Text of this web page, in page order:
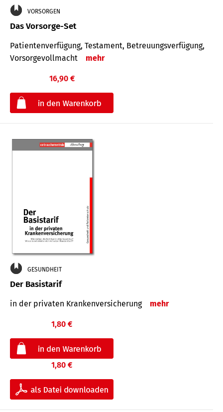
VORSORGEN
Das Vorsorge-Set
Patienten­ver­fügung, Testa­ment, Be­treuungs­verfü­gung,
Vor­sorge­voll­macht
mehr
16,90 €
GESUNDHEIT
Der Basistarif
in der privaten Kran­ken­ver­siche­rung mehr
1,80 €
1,80 €